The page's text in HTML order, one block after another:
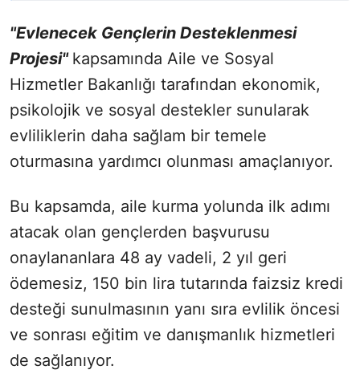
"Evlenecek Gençlerin Desteklenmesi
Projesi" kapsamında Aile ve Sosyal
Hizmetler Bakanlığı tarafından ekonomik,
psikolojik ve sosyal destekler sunularak
evliliklerin daha sağlam bir temele
oturmasına yardımcı olunması amaçlanıyor.
Bu kapsamda, aile kurma yolunda ilk adımı
atacak olan gençlerden başvurusu
onaylananlara 48 ay vadeli, 2 yıl geri
ödemesiz, 150 bin lira tutarında faizsiz kredi
desteği sunulmasının yanı sıra evlilik öncesi
ve sonrası eğitim ve danışmanlık hizmetleri
de sağlanıyor.